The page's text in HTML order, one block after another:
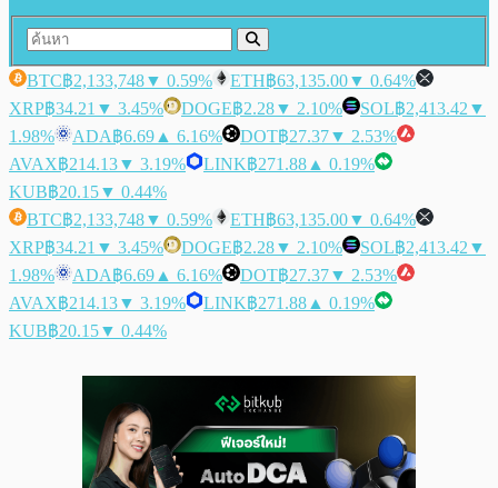
BTC฿2,133,748▼ 0.59% ETH฿63,135.00▼ 0.64%
XRP฿34.21 ▼ 3.45% DOGE฿2.28▼ 2.10% SOL฿2,413.42 ▼
1.98%
ADA฿6.69 ▲ 6.16% DOT฿27.37▼ 2.53%
AVAX฿214.13▼ 3.19% LINK฿271.88 ▲ 0.19%
KUB฿20.15▼ 0.44%
BTC฿2,133,748▼ 0.59% ETH฿63,135.00▼ 0.64%
XRP฿34.21 ▼ 3.45% DOGE฿2.28▼ 2.10% SOL฿2,413.42 ▼
1.98%
ADA฿6.69 ▲ 6.16% DOT฿27.37▼ 2.53%
AVAX฿214.13▼ 3.19% LINK฿271.88 ▲ 0.19%
KUB฿20.15▼ 0.44%